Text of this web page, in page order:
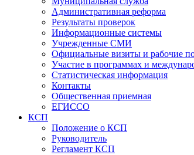
Административная реформа
Результаты проверок
Информационные системы
Учрежденные СМИ
Официальные визиты и рабочие
Участие в программах и
Статистическая информация
Контакты
Общественная приемная
ЕГИССО
КСП
Положение о КСП
Руководитель
Регламент КСП